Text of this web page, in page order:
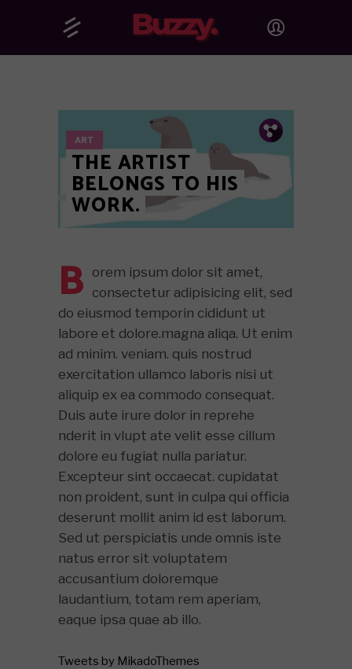
Fb.
Tw.
Pin.
ART
THE ARTIST
BELONGS TO HIS
WORK.
B orem ipsum dolor sit amet,
consectetur adipisicing elit, sed
do eiusmod temporin cididunt ut
labore et dolore.magna aliqa. Ut enim
ad minim. veniam. quis nostrud
exercitation ullamco laboris nisi ut
aliquip ex ea commodo consequat.
Duis aute irure dolor in reprehe
nderit in vlupt ate velit esse cillum
dolore eu fugiat nulla pariatur.
Excepteur sint occaecat. cupidatat
non proident, sunt in culpa qui officia
deserunt mollit anim id est laborum.
Sed ut perspiciatis unde omnis iste
natus error sit voluptatem
accusantium doloremque
laudantium, totam rem aperiam,
eaque ipsa quae ab illo.
Tweets by MikadoThemes